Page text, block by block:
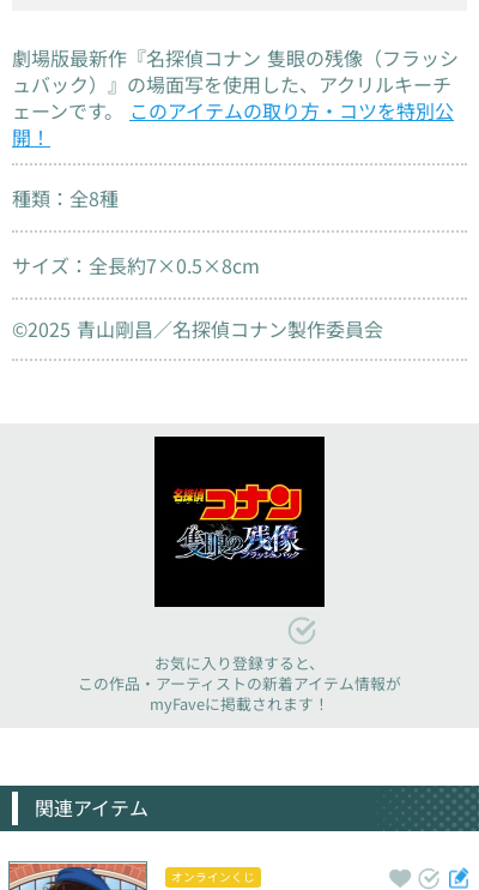
劇場版最新作『名探偵コナン 隻眼の残像（フラッシ
ュバック）』の場面写を使用した、アクリルキーチ
ェーンです。 このアイテムの取り方・コツを特別公
開！
種類：全8種
サイズ：全長約7×0.5×8cm
©2025 青山剛昌／名探偵コナン製作委員会
お気に入り登録すると、
この作品・アーティストの新着アイテム情報が
myFaveに掲載されます！
関連アイテム
オンラインくじ